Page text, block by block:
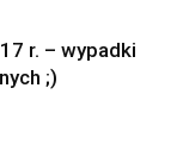
r. – wypadki
;)